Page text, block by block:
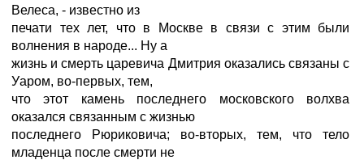
Велеса, - известно из
печати тех лет, что в Москве в связи с этим были
волнения в народе... Hу а
жизнь и смерть царевича Дмитрия оказались связаны с
Уаром, во-первых, тем,
что этот камень последнего московского волхва
оказался связанным с жизнью
последнего Рюриковича; во-вторых, тем, что тело
младенца после смерти не